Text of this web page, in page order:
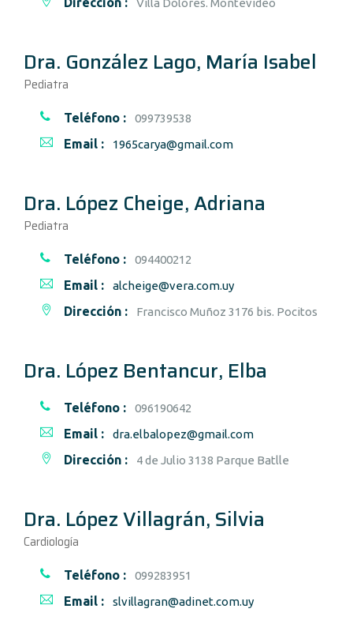
Villa Dolores. Montevideo
Dra. González Lago, María Isabel
Pediatra
Teléfono : 099739538
Email : 1965carya@gmail.com
Dra. López Cheige, Adriana
Pediatra
Teléfono : 094400212
Email : alcheige@vera.com.uy
Dirección : Francisco Muñoz 3176 bis. Pocitos
Dra. López Bentancur, Elba
Teléfono : 096190642
Email : dra.elbalopez@gmail.com
Dirección : 4 de Julio 3138 Parque Batlle
Dra. López Villagrán, Silvia
Cardiología
Teléfono : 099283951
Email : slvillagran@adinet.com.uy